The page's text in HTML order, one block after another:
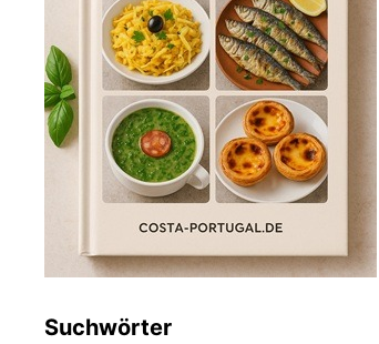
Suchwörter